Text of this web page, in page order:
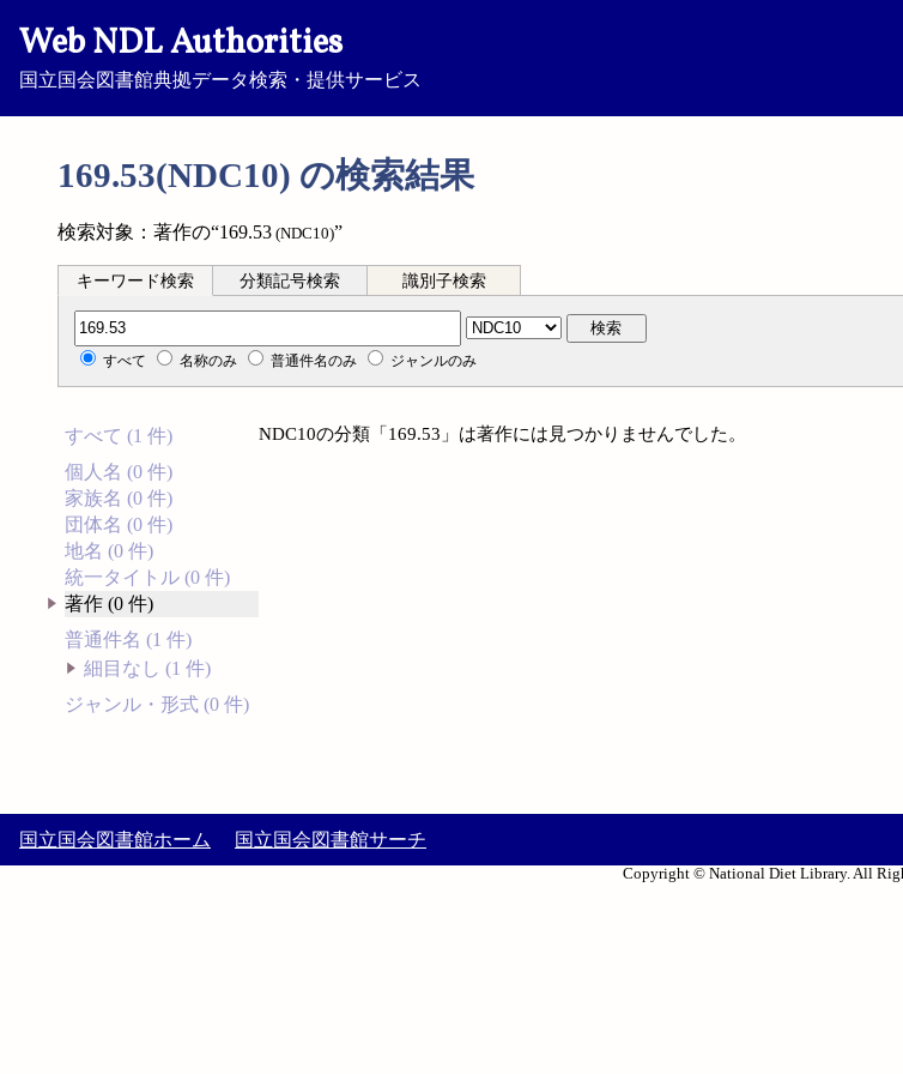
Web NDL Authorities
国立国会図書館典拠データ検索・提供サービス
169.53(NDC10) の検索結果
検索対象：著作の“169.53 (NDC10)”
キーワード検索 分類記号検索 識別子検索
分類記号検索 検索
すべて 名称のみ 普通件名のみ ジャンルのみ
すべて (1 件)
個人名 (0 件)
家族名 (0 件)
団体名 (0 件)
地名 (0 件)
統一タイトル (0 件)
著作 (0 件)
普通件名 (1 件)
細目なし (1 件)
ジャンル・形式 (0 件)
NDC10の分類「169.53」は著作には見つかりませんでした。
国立国会図書館ホーム 国立国会図書館サーチ
Copyright © National Diet Library. All